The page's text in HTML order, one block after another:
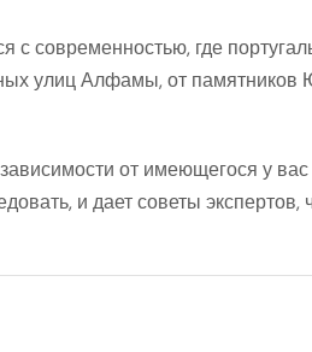
с современностью, где
улиц Алфамы, от
от имеющегося у
и дает советы